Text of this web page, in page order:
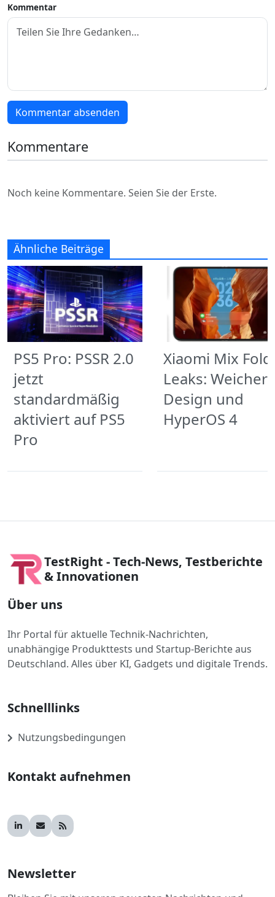
Kommentar
Kommentar absenden
Kommentare
Noch keine Kommentare. Seien Sie der Erste.
Ähnliche Beiträge
PS5 Pro: PSSR 2.0
jetzt
standardmäßig
aktiviert auf PS5
Pro
Xiaomi Mix
Leaks:
Design und
HyperOS 4
TestRight - Tech-News, Testberichte
& Innovationen
Über uns
Ihr Portal für aktuelle Technik-Nachrichten,
unabhängige Produkttests und Startup-Berichte aus
Deutschland. Alles über KI, Gadgets und digitale Trends.
Schnelllinks
Nutzungsbedingungen
Kontakt aufnehmen
Newsletter